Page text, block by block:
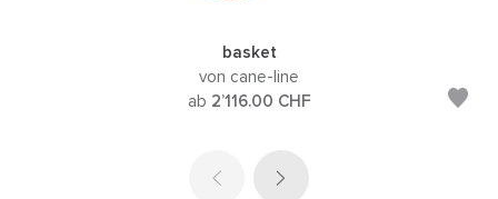
basket
von cane-line
ab 2’116.00 CHF